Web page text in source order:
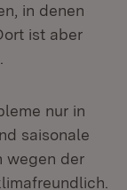
in denen
ist aber
nur in
saisonale
wegen der